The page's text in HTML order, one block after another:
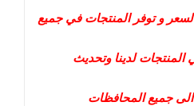
و توفر المنتجات في جميع
المنتجات لدينا وتحديث
جميع المحافظات